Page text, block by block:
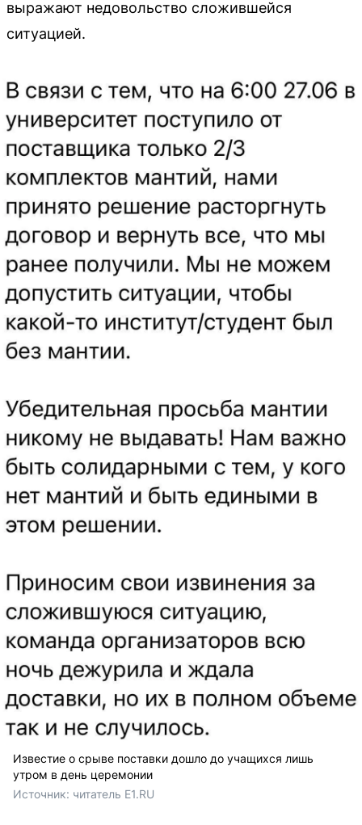
выражают недовольство сложившейся
ситуацией.
Известие о срыве поставки дошло до учащихся лишь
утром в день церемонии
Источник: читатель E1.RU